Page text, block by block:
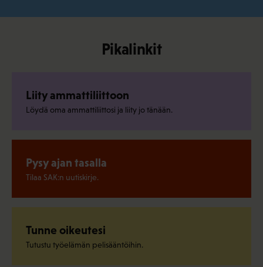
Pikalinkit
Liity ammattiliittoon
Löydä oma ammattiliittosi ja liity jo tänään.
Pysy ajan tasalla
Tilaa SAK:n uutiskirje.
Tunne oikeutesi
Tutustu työelämän pelisääntöihin.